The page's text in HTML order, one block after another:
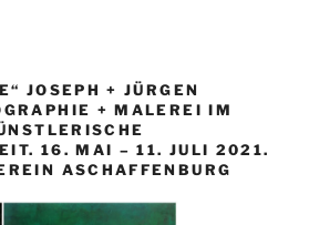
JOSEPH + JÜRGEN
+ MALEREI IM
16. MAI – 11. JULI 2021.
ASCHAFFENBURG